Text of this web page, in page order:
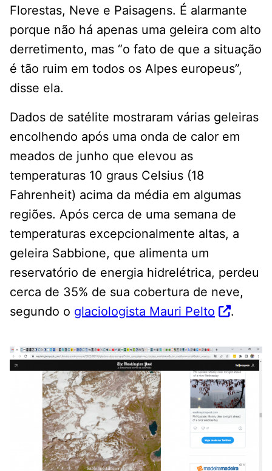
Florestas, Neve e Paisagens. É alarmante
porque não há apenas uma geleira com alto
derretimento, mas “o fato de que a situação
é tão ruim em todos os Alpes europeus”,
disse ela.
Dados de satélite mostraram várias geleiras
encolhendo após uma onda de calor em
meados de junho que elevou as
temperaturas 10 graus Celsius (18
Fahrenheit) acima da média em algumas
regiões. Após cerca de uma semana de
temperaturas excepcionalmente altas, a
geleira Sabbione, que alimenta um
reservatório de energia hidrelétrica, perdeu
cerca de 35% de sua cobertura de neve,
segundo o glaciologista Mauri Pelto .